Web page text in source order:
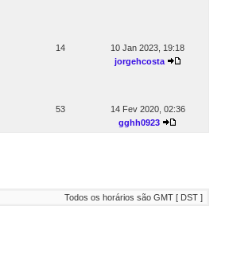
14
10 Jan 2023, 19:18
jorgehcosta
53
14 Fev 2020, 02:36
gghh0923
Todos os horários são GMT [ DST ]